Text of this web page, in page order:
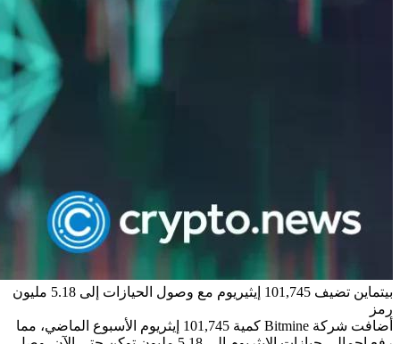
بيتماين تضيف 101,745 إيثيريوم مع وصول الحيازات إلى 5.18 مليون
رمز
أضافت شركة Bitmine كمية 101,745 إيثريوم الأسبوع الماضي، مما